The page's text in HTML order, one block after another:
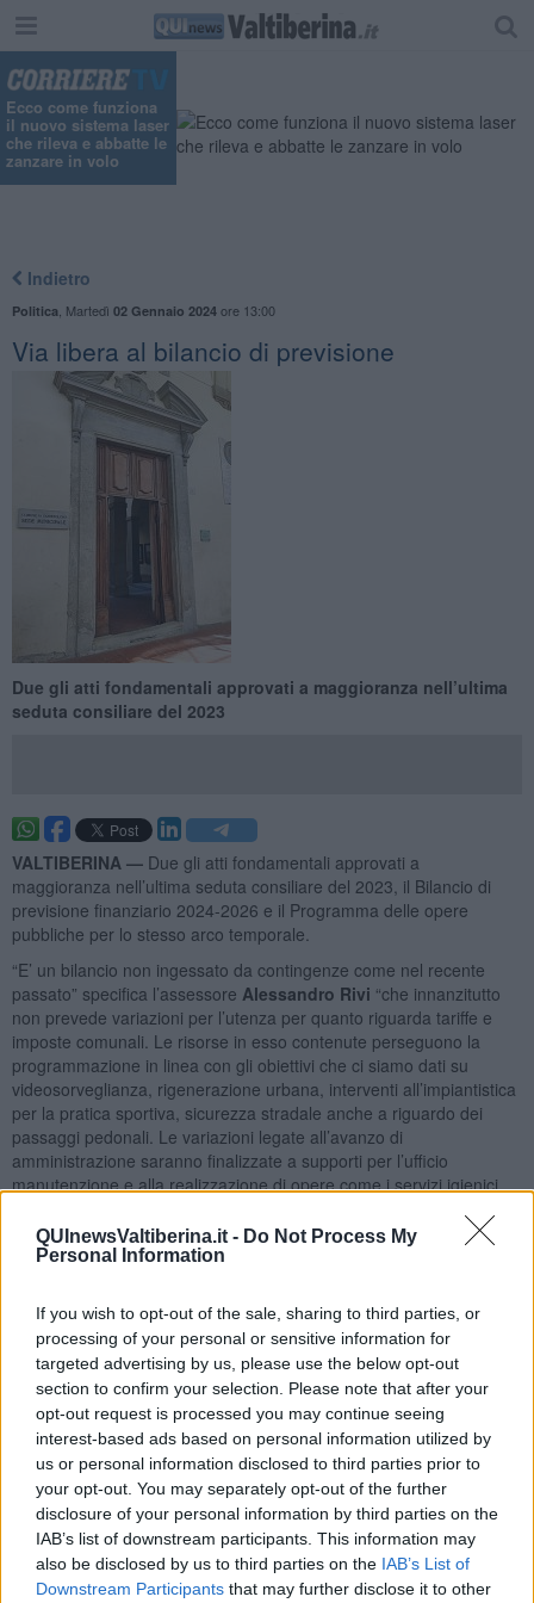
QUInewsValtiberina.it - Do Not Process My
Personal Information
If you wish to opt-out of the sale, sharing to third parties, or
processing of your personal or sensitive information for
targeted advertising by us, please use the below opt-out
section to confirm your selection. Please note that after your
opt-out request is processed you may continue seeing
interest-based ads based on personal information utilized by
us or personal information disclosed to third parties prior to
your opt-out. You may separately opt-out of the further
disclosure of your personal information by third parties on the
IAB’s list of downstream participants. This information may
also be disclosed by us to third parties on the IAB’s List of
Downstream Participants that may further disclose it to other
Ecco come funziona
il nuovo sistema laser
che rileva e abbatte le
zanzare in volo
Indietro
Politica Martedì 02 Gennaio 2024ore 13:00
Via libera al bilancio di previsione
Due gli atti fondamentali approvati a maggioranza nell’ultima
seduta consiliare del 2023
VALTIBERINA — Due gli atti fondamentali approvati a
maggioranza nell’ultima seduta consiliare del 2023, il Bilancio di
previsione finanziario 2024-2026 e il Programma delle opere
pubbliche per lo stesso arco temporale.
“E’ un bilancio non ingessato da contingenze come nel recente
passato” specifica l’assessore Alessandro Rivi “che innanzitutto
non prevede variazioni per l’utenza per quanto riguarda tariffe e
imposte comunali. Le risorse in esso contenute perseguono la
programmazione in linea con gli obiettivi che ci siamo dati su
videosorveglianza, rigenerazione urbana, interventi all’impiantistica
per la pratica sportiva, sicurezza stradale anche a riguardo dei
passaggi pedonali. Le variazioni legate all’avanzo di
amministrazione saranno finalizzate a supporti per l’ufficio
manutenzione e alla realizzazione di opere come i servizi igienici
famiglie in difficoltà. In ultimo, la fondamentale novità che è
connessa a Palazzo delle Laudi: non più esborsi per l’affitto come
che diventerà finalmente di proprietà”. L’atto è stato approvato con i
voti favorevoli della maggioranza, l’astensione di Fdi-Sansepolcro
Futura, il parere negativo del Pd e di Adesso Riformisti. Sullo
stesso argomento da segnalare che è stato approvato all’unanimità
un emendamento proposto dal consigliere Michele Gentili (Adesso
Riformisti) destinato ad incrementare risorse per la promozione
turistica.
“Il Programma delle opere pubbliche” spiega l’assessore Riccardo
Marzi“vede attivati interventi che completano il percorso della